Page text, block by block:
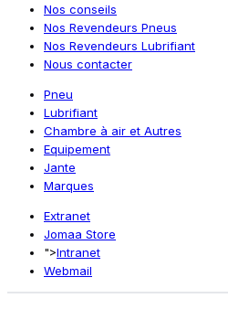
Nos conseils
Nos Revendeurs Pneus
Nos Revendeurs Lubrifiant
Nous contacter
Pneu
Lubrifiant
Chambre à air et Autres
Equipement
Jante
Marques
Extranet
Jomaa Store
">Intranet
Webmail